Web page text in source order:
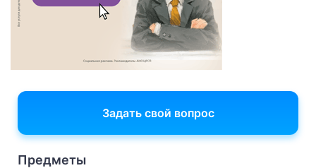
Задать свой вопрос
Предметы